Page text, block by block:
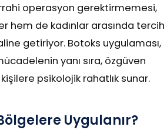
operasyon gerektirmemesi,
hem de kadınlar arasında tercih
getiriyor. Botoks uygulaması,
yanı sıra, özgüven
psikolojik rahatlık sunar.
Uygulanır?